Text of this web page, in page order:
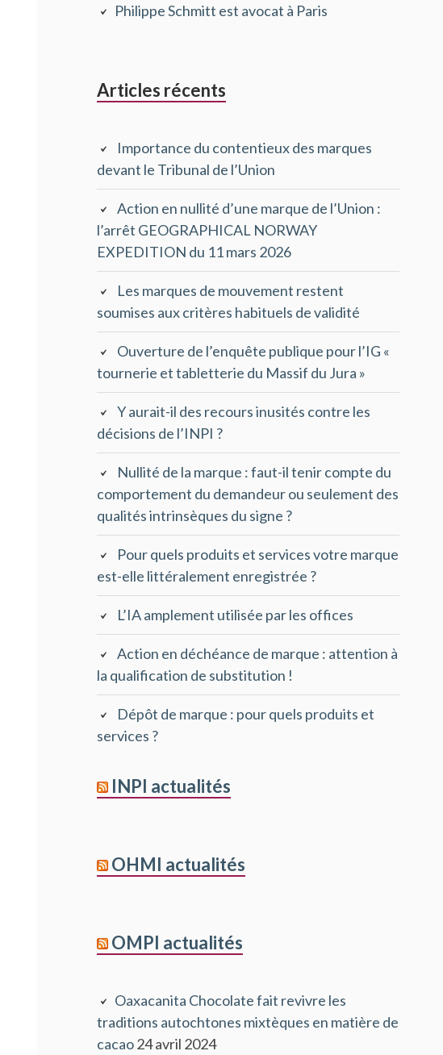
principale
Philippe Schmitt est avocat à Paris
Articles récents
Importance du contentieux des marques
devant le Tribunal de l’Union
Action en nullité d’une marque de l’Union :
l’arrêt GEOGRAPHICAL NORWAY
EXPEDITION du 11 mars 2026
Les marques de mouvement restent
soumises aux critères habituels de validité
Ouverture de l’enquête publique pour l’IG «
tournerie et tabletterie du Massif du Jura »
Y aurait-il des recours inusités contre les
décisions de l’INPI ?
Nullité de la marque : faut-il tenir compte du
comportement du demandeur ou seulement des
qualités intrinsèques du signe ?
Pour quels produits et services votre marque
est-elle littéralement enregistrée ?
L’IA amplement utilisée par les offices
Action en déchéance de marque : attention à
la qualification de substitution !
Dépôt de marque : pour quels produits et
services ?
INPI actualités
OHMI actualités
OMPI actualités
Oaxacanita Chocolate fait revivre les
traditions autochtones mixtèques en matière de
cacao24 avril 2024